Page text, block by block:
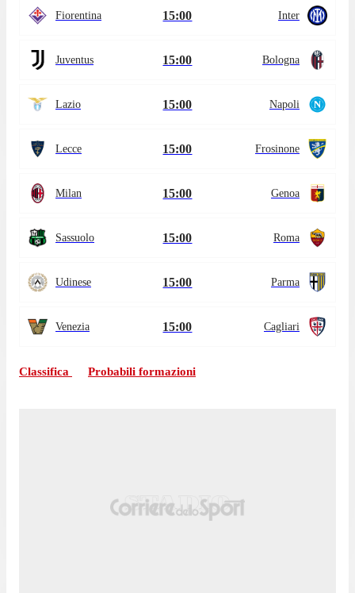
Fiorentina 15:00 Inter
Juventus 15:00 Bologna
Lazio 15:00 Napoli
Lecce 15:00 Frosinone
Milan 15:00 Genoa
Sassuolo 15:00 Roma
Udinese 15:00 Parma
Venezia 15:00 Cagliari
Classifica Probabili formazioni